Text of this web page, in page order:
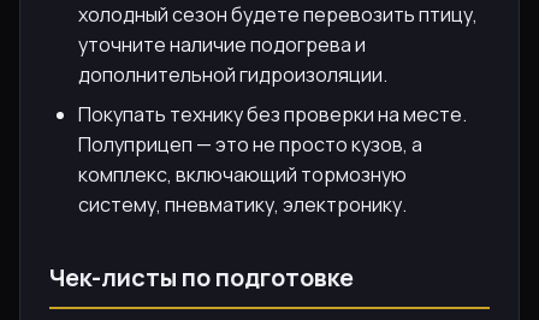
холодный сезон будете перевозить птицу,
уточните наличие подогрева и
дополнительной гидроизоляции.
Покупать технику без проверки на месте.
Полуприцеп — это не просто кузов, а
комплекс, включающий тормозную
систему, пневматику, электронику.
Чек-листы по подготовке